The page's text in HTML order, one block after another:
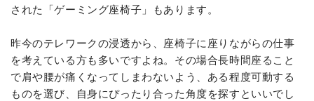
された「ゲーミング座椅子」もあります。
昨今のテレワークの浸透から、座椅子に座りながらの仕事
を考えている方も多いですよね。その場合長時間座ること
で肩や腰が痛くなってしまわないよう、ある程度可動する
ものを選び、自身にぴったり合った角度を探すといいでし